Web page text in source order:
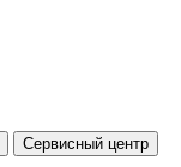
Сервисный центр